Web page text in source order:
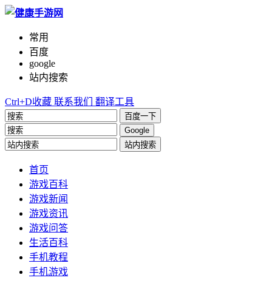
常用
百度
google
站内搜索
Ctrl+D收藏 联系我们 翻译工具
百度一下
Google
站内搜索
首页
游戏百科
游戏新闻
游戏资讯
游戏问答
生活百科
手机教程
手机游戏